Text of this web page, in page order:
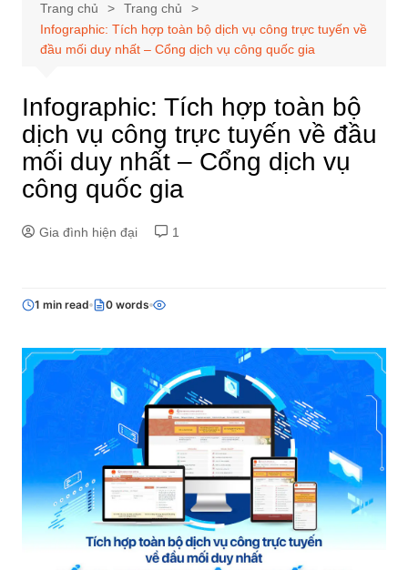
Trang chủ
Trang chủ
Infographic: Tích hợp toàn bộ dịch vụ công trực tuyến về
đầu mối duy nhất – Cổng dịch vụ công quốc gia
Infographic: Tích hợp toàn bộ
dịch vụ công trực tuyến về đầu
mối duy nhất – Cổng dịch vụ
công quốc gia
Gia đình hiện đại 1
1 min read 0 words